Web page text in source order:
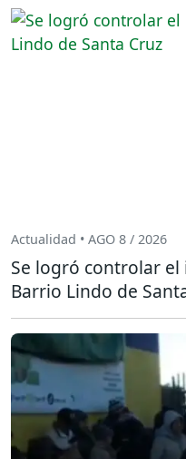
Actualidad • AGO 8 / 2026
Se logró controlar
Barrio Lindo de